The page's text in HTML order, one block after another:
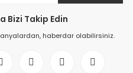
Bizi Takip Edin
haberdar olabilirsiniz.